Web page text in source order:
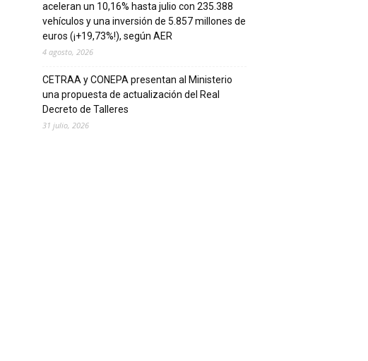
aceleran un 10,16% hasta julio con 235.388
vehículos y una inversión de 5.857 millones de
euros (¡+19,73%!), según AER
4 agosto, 2026
CETRAA y CONEPA presentan al Ministerio
una propuesta de actualización del Real
Decreto de Talleres
31 julio, 2026